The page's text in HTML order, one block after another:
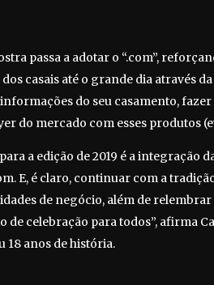
passa a adotar o “.com”,
casais até o grande dia através
do seu casamento, fazer
do mercado com esses produtos
a edição de 2019 é a integração
E, é claro, continuar com a
de negócio, além de relembrar
de celebração para todos”, afirma
18 anos de história.